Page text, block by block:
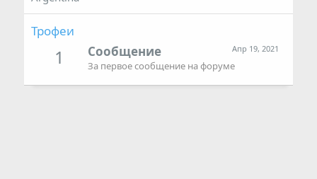
Трофеи
1 Апр 19, 2021
Сообщение
За первое сообщение на форуме